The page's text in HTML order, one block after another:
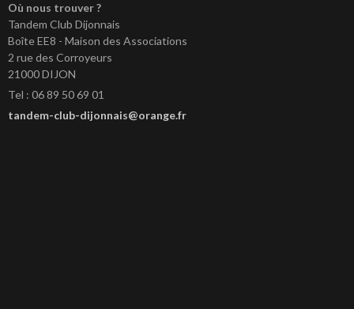
Où nous trouver ?
Tandem Club Dijonnais
Boîte EE8 - Maison des Associations
2 rue des Corroyeurs
21000 DIJON
Tel : 06 89 50 69 01
tandem-club-dijonnais@orange.fr